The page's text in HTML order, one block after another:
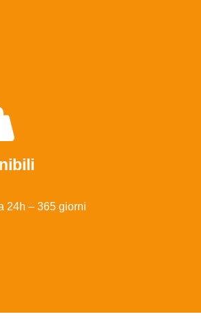
24h – 365 giorni